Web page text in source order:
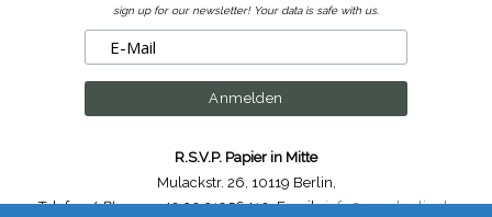
sign up for our newsletter! Your data is safe with us.
R.S.V.P. Papier in Mitte
Mulackstr. 26 10119 Berlin
Telefon /Phone: ++49.30.31956410,Email :info@rsvp-berlin.de